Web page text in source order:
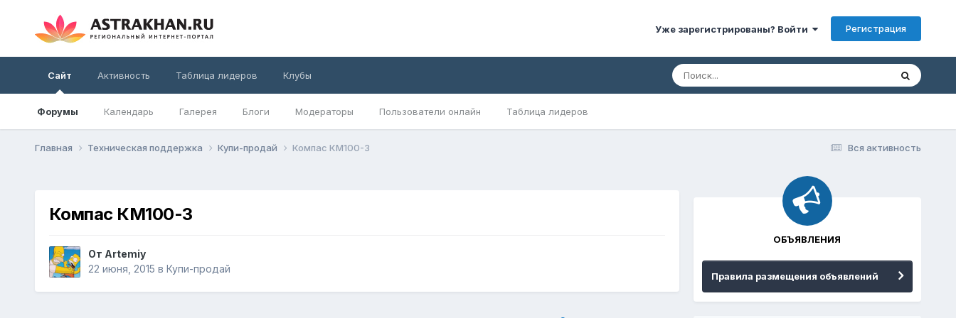
Уже зарегистрированы? Войти Регистрация
Сайт
Форумы Календарь Галерея Блоги Модераторы Пользователи онлайн Таблица лидеров
Активность Таблица лидеров Клубы
Вся активность
Главная Техническая поддержка Купи-продай Компас КМ100-3
Компас КМ100-3
От Artemiy
22 июня, 2015 в Купи-продай
ОБЪЯВЛЕНИЯ
Правила размещения объявлений